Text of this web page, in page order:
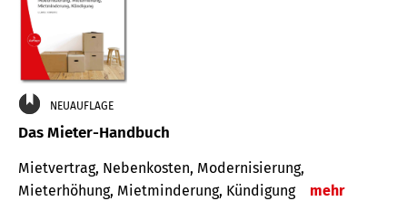
NEUAUFLAGE
Das Mieter-Handbuch
Mietvertrag, Nebenkosten, Modernisierung,
Mieterhöhung, Mietminderung, Kündigung
mehr